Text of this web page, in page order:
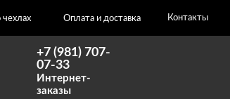
чехлах Оплата и доставка Контакты
+7 (981) 707-
07-33
Интернет-
заказы